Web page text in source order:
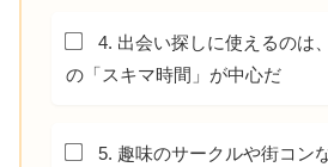
4. 出会い探しに使えるのは
の「スキマ時間」が中心だ
5. 趣味のサークルや街コン